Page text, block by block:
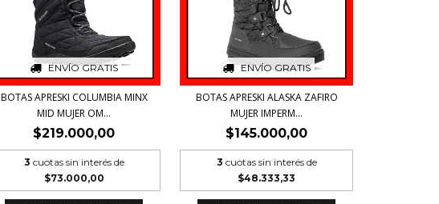
ENVÍO GRATIS
BOTAS APRESKI COLUMBIA MINX
MID MUJER OM...
$219.000,00
3 cuotas sin interés de
$73.000,00
ENVÍO GRATIS
BOTAS APRESKI ALASKA ZAFIRO
MUJER IMPERM...
$145.000,00
3 cuotas sin interés de
$48.333,33